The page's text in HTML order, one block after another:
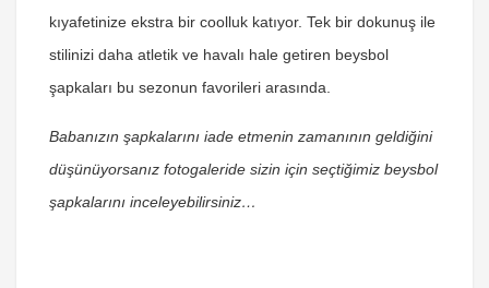
kıyafetinize ekstra bir coolluk katıyor. Tek bir dokunuş ile
stilinizi daha atletik ve havalı hale getiren beysbol
şapkaları bu sezonun favorileri arasında.
Babanızın şapkalarını iade etmenin zamanının geldiğini
düşünüyorsanız fotogaleride sizin için seçtiğimiz beysbol
şapkalarını inceleyebilirsiniz…